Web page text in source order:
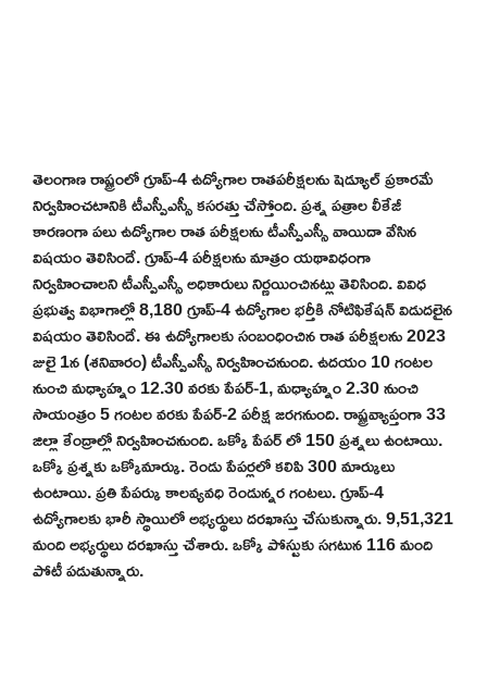
తెలంగాణ రాష్ట్రంలో గ్రూప్-4 ఉద్యోగాల రాతపరీక్షలను షెడ్యూల్ ప్రకారమే
నిర్వహించటానికి టీఎస్పీఎస్సీ కసరత్తు చేస్తోంది. ప్రశ్న పత్రాల లీకేజీ
కారణంగా పలు ఉద్యోగాల రాత పరీక్షలను టీఎస్పీఎస్సీ వాయిదా వేసిన
విషయం తెలిసిందే. గ్రూప్-4 పరీక్షలను మాత్రం యథావిధంగా
నిర్వహించాలని టీఎస్పీఎస్సీ అధికారులు నిర్ణయించినట్లు తెలిసింది. వివిధ
ప్రభుత్వ విభాగాల్లో 8,180 గ్రూప్-4 ఉద్యోగాల భర్తీకి నోటిఫికేషన్ విడుదలైన
విషయం తెలిసిందే. ఈ ఉద్యోగాలకు సంబంధించిన రాత పరీక్షలను 2023
జులై 1న (శనివారం) టీఎస్పీఎస్సీ నిర్వహించనుంది. ఉదయం 10 గంటల
నుంచి మధ్యాహ్నం 12.30 వరకు పేపర్-1, మధ్యాహ్నం 2.30 నుంచి
సాయంత్రం 5 గంటల వరకు పేపర్-2 పరీక్ష జరగనుంది. రాష్ట్రవ్యాప్తంగా 33
జిల్లా కేంద్రాల్లో నిర్వహించనుంది. ఒక్కో పేపర్ లో 150 ప్రశ్నలు ఉంటాయి.
ఒక్కో ప్రశ్నకు ఒక్కోమార్కు. రెండు పేపర్లలో కలిపి 300 మార్కులు
ఉంటాయి. ప్రతి పేపర్కు కాలవ్యవధి రెండున్నర గంటలు. గ్రూప్-4
ఉద్యోగాలకు భారీ స్థాయిలో అభ్యర్థులు దరఖాస్తు చేసుకున్నారు. 9,51,321
మంది అభ్యర్థులు దరఖాస్తు చేశారు. ఒక్కో పోస్టుకు సగటున 116 మంది
పోటీ పడుతున్నారు.